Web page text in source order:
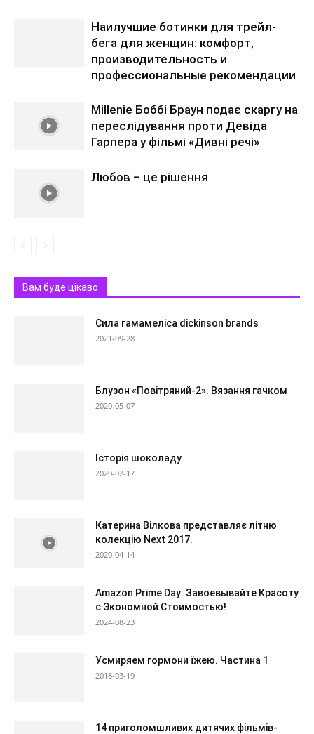
Наилучшие ботинки для трейл-
бега для женщин: комфорт,
производительность и
профессиональные рекомендации
Millenie Боббі Браун подає скаргу на
переслідування проти Девіда
Гарпера у фільмі «Дивні речі»
Любов – це рішення
Вам буде цікаво
Сила гамамеліса dickinson brands
2021-09-28
Блузон «Повітряний-2». Вязання гачком
2020-05-07
Історія шоколаду
2020-02-17
Катерина Вілкова представляє літню
колекцію Next 2017.
2020-04-14
Amazon Prime Day: Завоевывайте Красоту
с Экономной Стоимостью!
2024-08-23
Усмиряем гормони їжею. Частина 1
2018-03-19
14 приголомшливих дитячих фільмів-